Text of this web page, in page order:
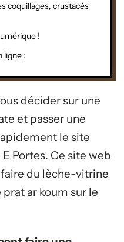
coquillages, crustacés
!
ligne :
décider sur une
et passer une
le site
Portes. Ce site web
du lèche-vitrine
ar koum sur le